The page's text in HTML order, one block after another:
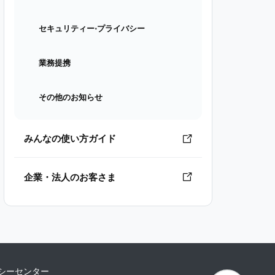
セキュリティー⋅プライバシー
業務提携
その他のお知らせ
みんなの使い方ガイド
企業・法人のお客さま
ーセンター